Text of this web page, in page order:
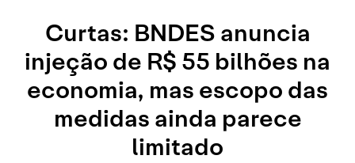
Curtas: BNDES anuncia
injeção de R$ 55 bilhões na
economia, mas escopo das
medidas ainda parece
limitado